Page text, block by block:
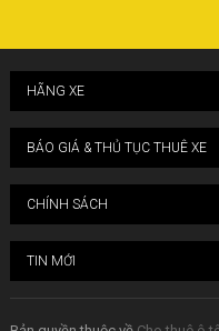
HÃNG XE
BÁO GIÁ & THỦ TỤC THUÊ XE
CHÍNH SÁCH
TIN MỚI